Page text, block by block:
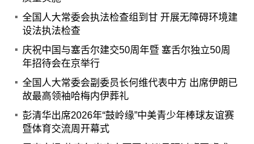
全国人大常委会执法检查组到甘 开展无障碍环境建
设法执法检查
庆祝中国与塞舌尔建交50周年暨 塞舌尔独立50周
年招待会在京举行
全国人大常委会副委员长何维代表中方 出席伊朗已
故最高领袖哈梅内伊葬礼
彭清华出席2026年“鼓岭缘”中美青少年棒球友谊赛
暨体育交流周开幕式